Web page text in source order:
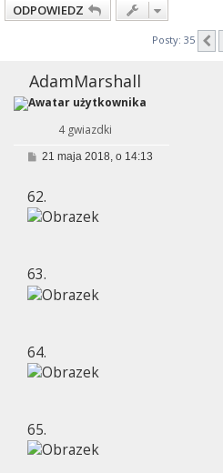
ODPOWIEDZ
Posty: 35
AdamMarshall
4 gwiazdki
P
t
21 maja 2018, o 14:13
62.
63.
64.
65.